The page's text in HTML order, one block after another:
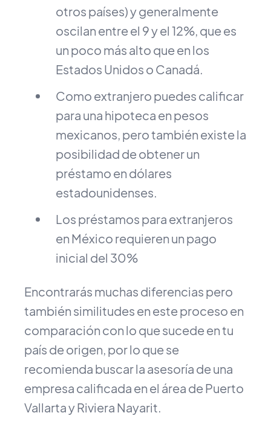
otros países) y generalmente
oscilan entre el 9 y el 12%, que es
un poco más alto que en los
Estados Unidos o Canadá.
Como extranjero puedes calificar
para una hipoteca en pesos
mexicanos, pero también existe la
posibilidad de obtener un
préstamo en dólares
estadounidenses.
Los préstamos para extranjeros
en México requieren un pago
inicial del 30%
Encontrarás muchas diferencias pero
también similitudes en este proceso en
comparación con lo que sucede en tu
país de origen, por lo que se
recomienda buscar la asesoría de una
empresa calificada en el área de Puerto
Vallarta y Riviera Nayarit.